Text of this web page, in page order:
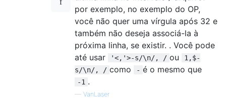
por exemplo, no exemplo do OP,
você não quer uma vírgula após 32 e
também não deseja associá-la à
próxima linha, se existir. . Você pode
até usar
'<,'>-s/\n/, / ou
1,$-
s/\n/, / como - é o mesmo que
-1 .
— VanLaser